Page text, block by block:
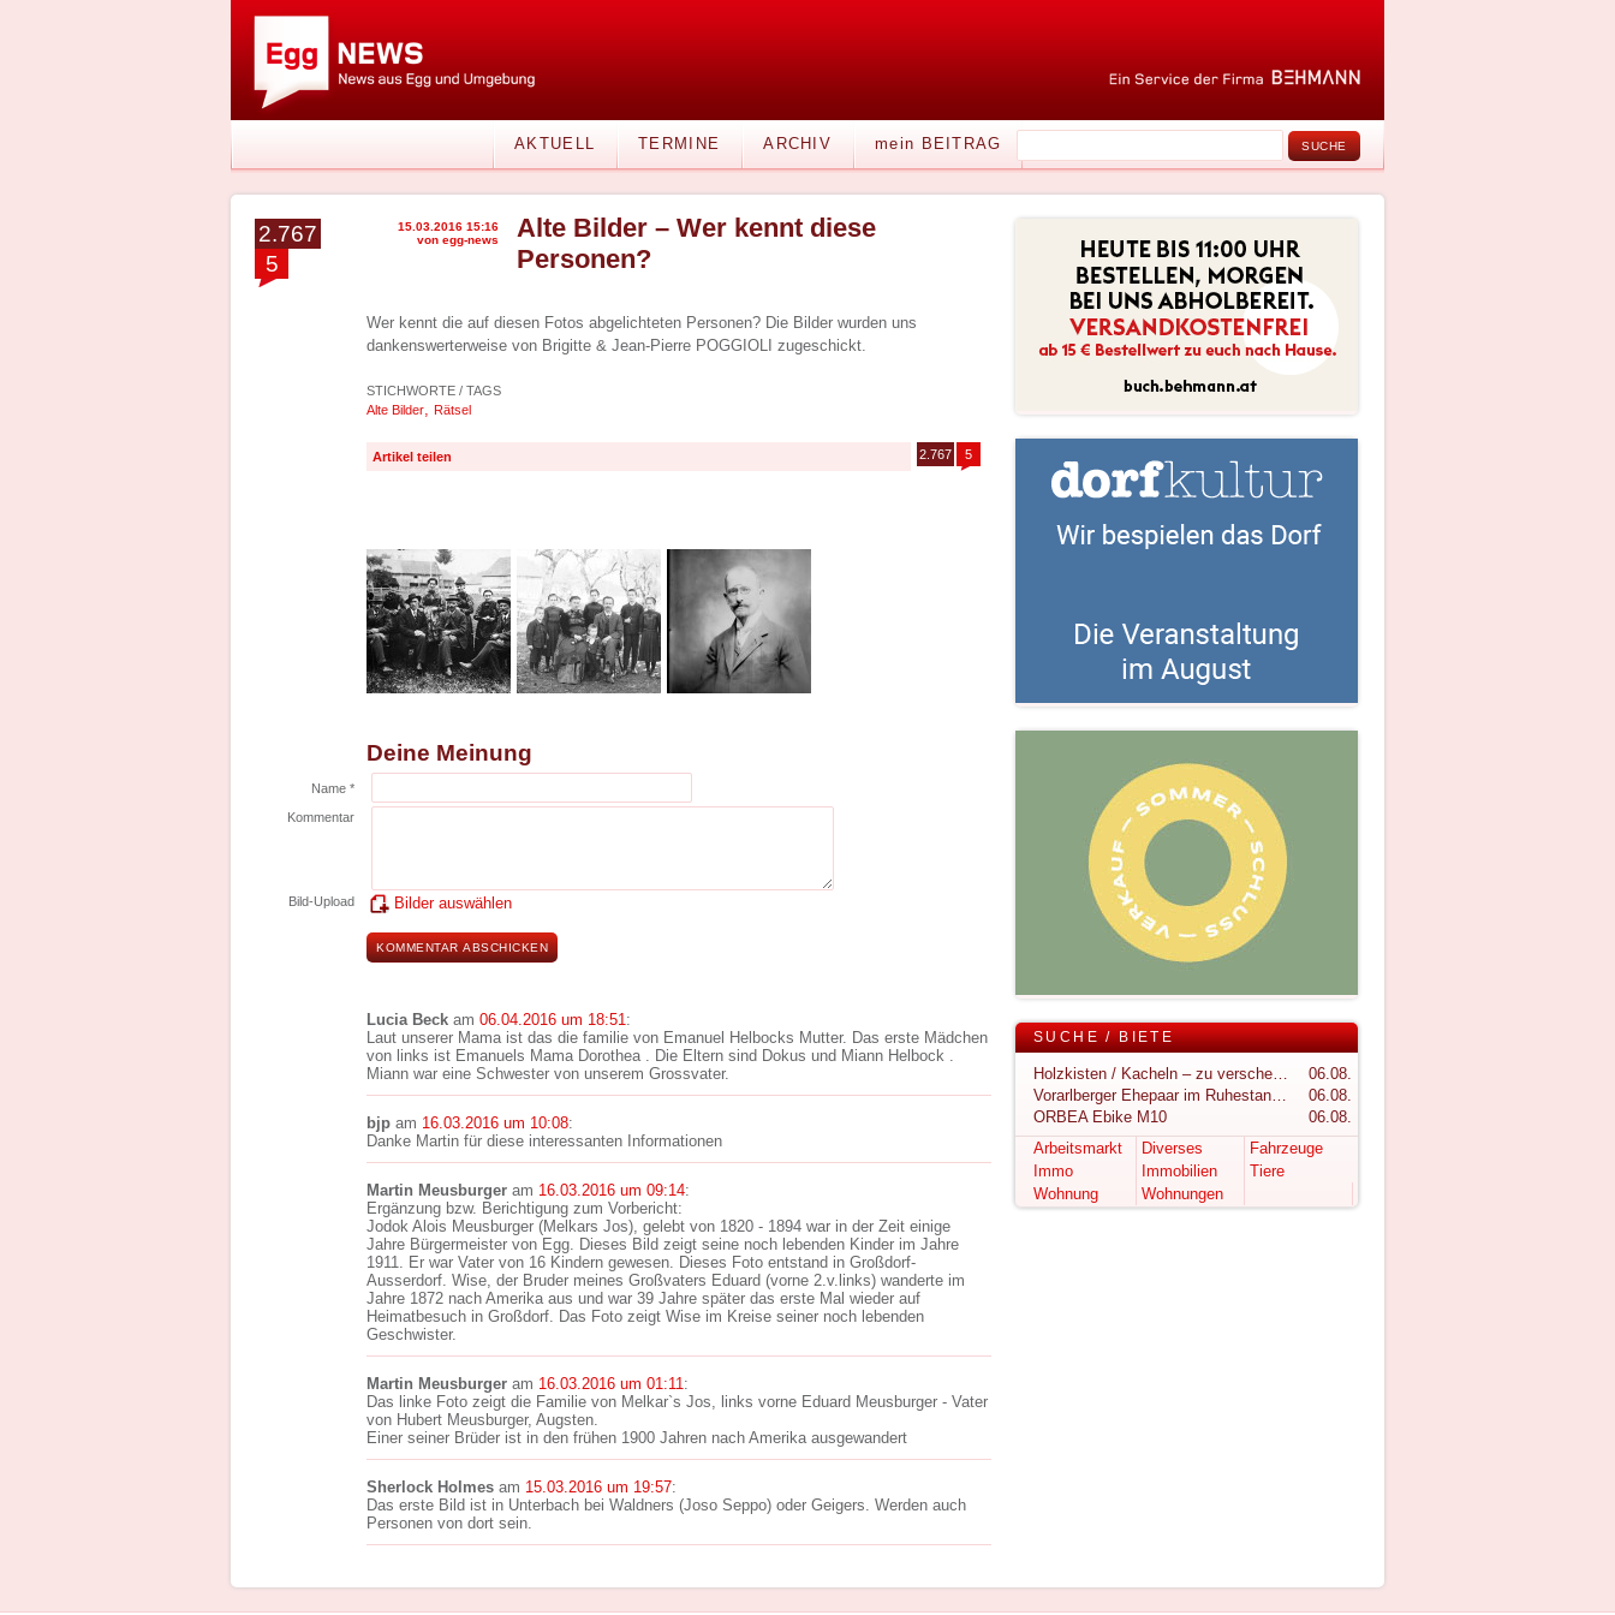
AKTUELL TERMINE ARCHIV mein BEITRAG
2.767
5
15.03.2016 15:16
von egg-news
Alte Bilder – Wer kennt diese
Personen?
Wer kennt die auf diesen Fotos abgelichteten Personen? Die Bilder wurden uns
dankenswerterweise von Brigitte & Jean-Pierre POGGIOLI zugeschickt.
STICHWORTE / TAGS
Alte Bilder, Rätsel
Artikel teilen 2.767 5
Deine Meinung
Name *
Kommentar
Bild-Upload Bilder auswählen
Lucia Beck am 06.04.2016 um 18:51:
Laut unserer Mama ist das die familie von Emanuel Helbocks Mutter. Das erste Mädchen
von links ist Emanuels Mama Dorothea . Die Eltern sind Dokus und Miann Helbock .
Miann war eine Schwester von unserem Grossvater.
bjp am 16.03.2016 um 10:08:
Danke Martin für diese interessanten Informationen
Martin Meusburger am 16.03.2016 um 09:14:
Ergänzung bzw. Berichtigung zum Vorbericht:
Jodok Alois Meusburger (Melkars Jos), gelebt von 1820 - 1894 war in der Zeit einige
Jahre Bürgermeister von Egg. Dieses Bild zeigt seine noch lebenden Kinder im Jahre
1911. Er war Vater von 16 Kindern gewesen. Dieses Foto entstand in Großdorf-
Ausserdorf. Wise, der Bruder meines Großvaters Eduard (vorne 2.v.links) wanderte im
Jahre 1872 nach Amerika aus und war 39 Jahre später das erste Mal wieder auf
Heimatbesuch in Großdorf. Das Foto zeigt Wise im Kreise seiner noch lebenden
Geschwister.
Martin Meusburger am 16.03.2016 um 01:11:
Das linke Foto zeigt die Familie von Melkar`s Jos, links vorne Eduard Meusburger - Vater
von Hubert Meusburger, Augsten.
Einer seiner Brüder ist in den frühen 1900 Jahren nach Amerika ausgewandert
Sherlock Holmes am 15.03.2016 um 19:57:
Das erste Bild ist in Unterbach bei Waldners (Joso Seppo) oder Geigers. Werden auch
Personen von dort sein.
SUCHE / BIETE
Holzkisten / Kacheln – zu verschenken
06.08.
Vorarlberger Ehepaar im Ruhestand sucht ruhigen Rückzugsort im Bregenzerwald
06.08.
ORBEA Ebike M10
06.08.
Arbeitsmarkt
Diverses
Fahrzeuge
Immo
Immobilien
Tiere
Wohnung
Wohnungen